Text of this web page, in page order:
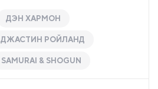
ДЭН ХАРМОН
ДЖАСТИН РОЙЛАНД
SAMURAI & SHOGUN